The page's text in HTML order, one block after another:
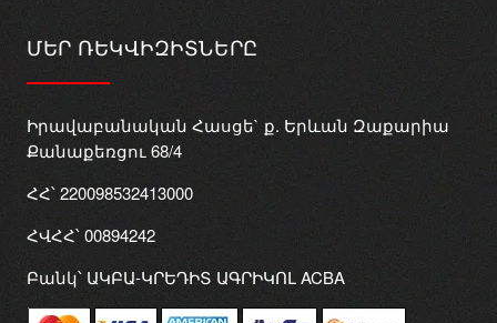
ՄԵՐ ՌԵԿՎԻԶԻՏՆԵՐԸ
Իրավաբանական Հասցե` ք. Երևան Զաքարիա
Քանաքեռցու 68/4
ՀՀ՝ 220098532413000
ՀՎՀՀ՝ 00894242
Բանկ՝ ԱԿԲԱ-ԿՐԵԴԻՏ ԱԳՐԻԿՈԼ ACBA